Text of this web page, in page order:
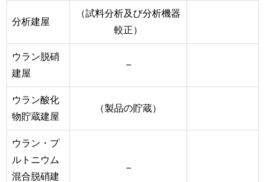
分析建屋
（試料分析及び分析機器
較正）
ウラン脱硝
建屋
−
ウラン酸化
物貯蔵建屋
（製品の貯蔵）
ウラン・プ
ルトニウム
混合脱硝建
−